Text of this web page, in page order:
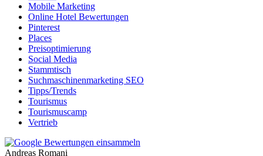
Mobile Marketing
Online Hotel Bewertungen
Pinterest
Places
Preisoptimierung
Social Media
Stammtisch
Suchmaschinenmarketing SEO
Tipps/Trends
Tourismus
Tourismuscamp
Vertrieb
Andreas Romani